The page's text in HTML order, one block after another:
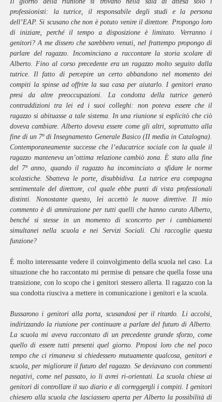
professionisti: la tutrice, il responsabile degli studi e la persona
dell’EAP. Si scusano che non è potuto venire il direttore. Propongo loro
di iniziare, perché il tempo a disposizione è limitato. Verranno i
genitori? A me dissero che sarebbero venuti, nel frattempo propongo di
parlare del ragazzo. Incominciano a raccontare la storia scolare di
Alberto. Fino al corso precedente era un ragazzo molto seguito dalla
tutrice. Il fatto di percepire un certo abbandono nel momento dei
compiti la spinse ad offrire la sua casa per aiutarlo. I genitori erano
presi da altre preoccupazioni. La condotta della tutrice generò
contraddizioni tra lei ed i suoi colleghi: non poteva essere che il
ragazzo si abituasse a tale sistema. In una riunione si esplicitò che ciò
doveva cambiare. Alberto doveva essere come gli altri, soprattutto alla
fine di un 7º di Insegnamento Generale Basico (II media in Catalogna).
Contemporaneamente successe che l’educatrice sociale con la quale il
ragazzo manteneva un’ottima relazione cambiò zona. È stato alla fine
del 7º anno, quando il ragazzo ha incominciato a sfidare le norme
scolastiche. Sbatteva le porte, disubbidiva. La tutrice era compagna
sentimentale del direttore, col quale ebbe punti di vista professionali
distinti. Nonostante questo, lei accettò le nuove direttive. Il mio
commento è di ammirazione per tutti quelli che hanno curato Alberto,
benché si stesse in un momento di sconcerto per i cambiamenti
simultanei nella scuola e nei Servizi Sociali. Chi raccoglie questa
funzione?
È molto interessante vedere il coinvolgimento della scuola nel caso. La
situazione che ho raccontato mi permise di pensare che quella fosse una
transizione, con lo scopo che i genitori stessero allerta. Il ragazzo con la
sua condotta riusciva a mettere in comunicazione i genitori e la scuola.
Bussarono i genitori alla porta, scusandosi per il ritardo. Li accolsi,
indirizzando la riunione per continuare a parlare del futuro di Alberto.
La scuola mi aveva raccontato di un precedente grande sforzo, come
quello di essere tutti presenti quel giorno. Proposi loro che nel poco
tempo che ci rimaneva si chiedessero mutuamente qualcosa, genitori e
scuola, per migliorare il futuro del ragazzo. Se deviavano con commenti
negativi, come nel passato, io li avrei ri-orientati. La scuola chiese ai
genitori di controllare il suo diario e di correggergli i compiti. I genitori
chiesero alla scuola che lasciassero aperta per Alberto la possibilità di